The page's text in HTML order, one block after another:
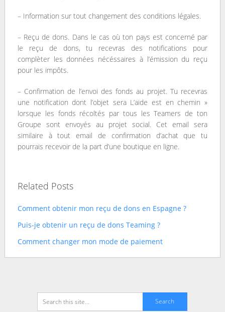
– Information sur tout changement des conditions légales.
– Reçu de dons. Dans le cas où ton pays est concerné par
le reçu de dons, tu recevras des notifications pour
complèter les données nécéssaires à l’émission du reçu
pour les impôts.
– Confirmation de l’envoi des fonds au projet. Tu recevras
une notification dont l’objet sera L’aide est en chemin »
lorsque les fonds récoltés par tous les Teamers de ton
Groupe sont envoyés au projet social. Cet email sera
similaire à tout email de confirmation d’achat que tu
pourrais recevoir de la part d’une boutique en ligne.
Related Posts
Comment obtenir mon reçu de dons en Espagne ?
Puis-je obtenir un reçu de dons Teaming ?
Comment changer mon mode de paiement